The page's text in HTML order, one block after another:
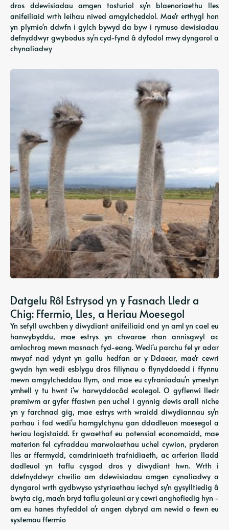
dros ddewisiadau amgen tosturiol sy'n blaenoriaethu lles
anifeiliaid wrth leihau niwed amgylcheddol. Mae'r erthygl hon
yn plymio'n ddwfn i gylch bywyd da byw i rymuso dewisiadau
defnyddwyr gwybodus sy'n cyd-fynd â dyfodol mwy dyngarol a
chynaliadwy
Datgelu Rôl Estrysod yn y Fasnach Lledr a
Chig: Ffermio, Lles, a Heriau Moesegol
Yn sefyll uwchben y diwydiant anifeiliaid ond yn aml yn cael eu
hanwybyddu, mae estrys yn chwarae rhan annisgwyl ac
amlochrog mewn masnach fyd-eang. Wedi'u parchu fel yr adar
mwyaf nad ydynt yn gallu hedfan ar y Ddaear, mae'r cewri
gwydn hyn wedi esblygu dros filiynau o flynyddoedd i ffynnu
mewn amgylcheddau llym, ond mae eu cyfraniadau'n ymestyn
ymhell y tu hwnt i'w harwyddocâd ecolegol. O gyflenwi lledr
premiwm ar gyfer ffasiwn pen uchel i gynnig dewis arall niche
yn y farchnad gig, mae estrys wrth wraidd diwydiannau sy'n
parhau i fod wedi'u hamgylchynu gan ddadleuon moesegol a
heriau logistaidd. Er gwaethaf eu potensial economaidd, mae
materion fel cyfraddau marwolaethau uchel cywion, pryderon
lles ar ffermydd, camdriniaeth trafnidiaeth, ac arferion lladd
dadleuol yn taflu cysgod dros y diwydiant hwn. Wrth i
ddefnyddwyr chwilio am ddewisiadau amgen cynaliadwy a
dyngarol wrth gydbwyso ystyriaethau iechyd sy'n gysylltiedig â
bwyta cig, mae'n bryd taflu goleuni ar y cewri anghofiedig hyn -
am eu hanes rhyfeddol a'r angen dybryd am newid o fewn eu
systemau ffermio